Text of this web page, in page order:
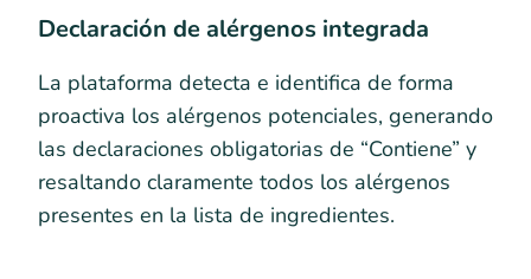
Declaración de alérgenos integrada
La plataforma detecta e identifica de forma
proactiva los alérgenos potenciales, generando
las declaraciones obligatorias de “Contiene” y
resaltando claramente todos los alérgenos
presentes en la lista de ingredientes.